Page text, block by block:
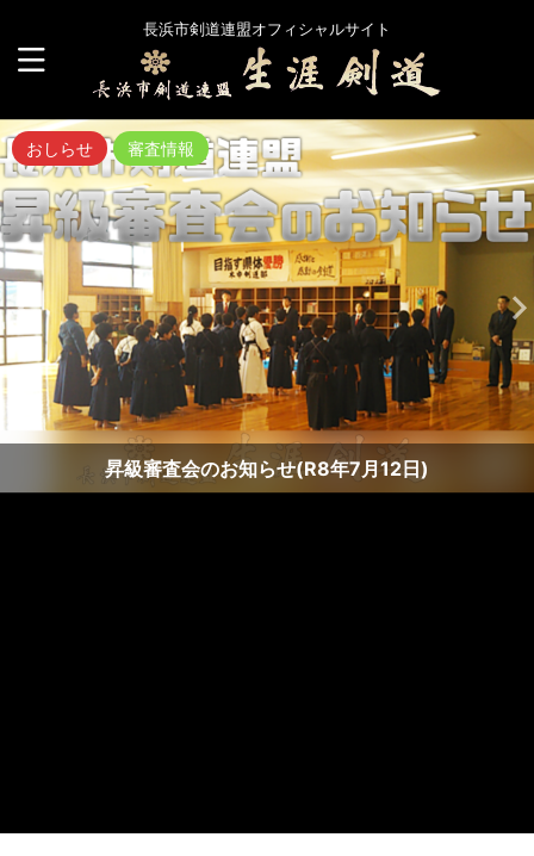
長浜市剣道連盟オフィシャルサイト
おしらせ 審査情報
昇級審査会のお知らせ(R8年7月12日)